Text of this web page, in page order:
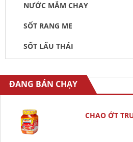
NƯỚC MẮM CHAY
SỐT RANG ME
SỐT LẨU THÁI
ĐANG BÁN CHẠY
CHAO ỚT